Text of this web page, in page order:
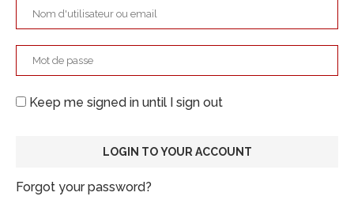
Keep me signed in until I sign out
Forgot your password?